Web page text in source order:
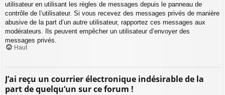
utilisateur en utilisant les règles de messages depuis le panneau de
contrôle de l’utilisateur. Si vous recevez des messages privés de manière
abusive de la part d’un autre utilisateur, rapportez ces messages aux
modérateurs. Ils peuvent empêcher un utilisateur d’envoyer des
messages privés.
Haut
J’ai reçu un courrier électronique indésirable de la
part de quelqu’un sur ce forum !